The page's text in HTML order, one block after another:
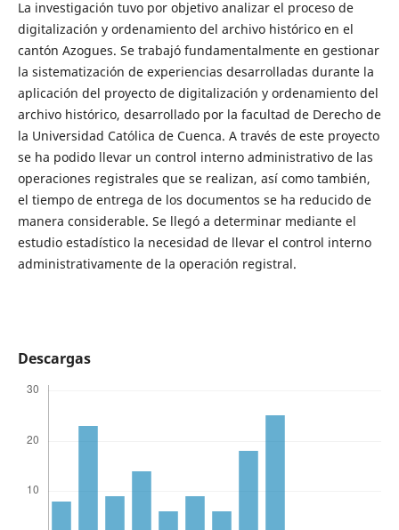
La investigación tuvo por objetivo analizar el proceso de
digitalización y ordenamiento del archivo histórico en el
cantón Azogues. Se trabajó fundamentalmente en gestionar
la sistematización de experiencias desarrolladas durante la
aplicación del proyecto de digitalización y ordenamiento del
archivo histórico, desarrollado por la facultad de Derecho de
la Universidad Católica de Cuenca. A través de este proyecto
se ha podido llevar un control interno administrativo de las
operaciones registrales que se realizan, así como también,
el tiempo de entrega de los documentos se ha reducido de
manera considerable. Se llegó a determinar mediante el
estudio estadístico la necesidad de llevar el control interno
administrativamente de la operación registral.
Descargas